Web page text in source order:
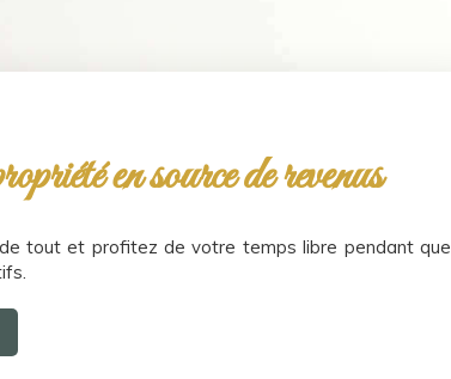
en source de revenus
tout et profitez de votre temps libre pendant que